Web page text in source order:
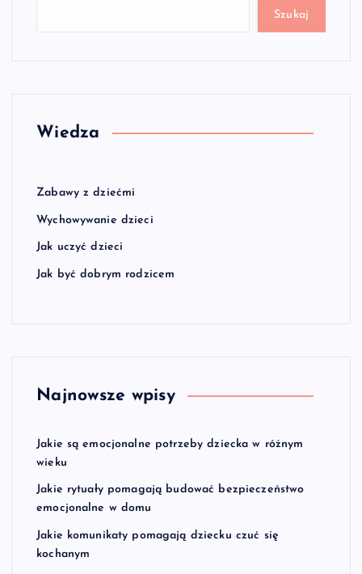
Szukaj
Wiedza
Zabawy z dziećmi
Wychowywanie dzieci
Jak uczyć dzieci
Jak być dobrym rodzicem
Najnowsze wpisy
Jakie są emocjonalne potrzeby dziecka w różnym
wieku
Jakie rytuały pomagają budować bezpieczeństwo
emocjonalne w domu
Jakie komunikaty pomagają dziecku czuć się
kochanym